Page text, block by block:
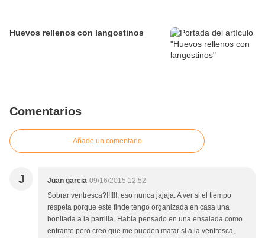
Huevos rellenos con langostinos
Comentarios
Añade un comentario
J Juan garcia 09/16/2015 12:52
Sobrar ventresca?!!!!!!, eso nunca jajaja. A ver si el tiempo
respeta porque este finde tengo organizada en casa una
bonitada a la parrilla. Había pensado en una ensalada como
entrante pero creo que me pueden matar si a la ventresca,